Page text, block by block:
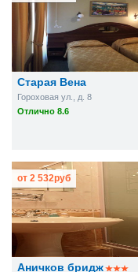
Старая Вена
Гороховая ул., д. 8
Отлично 8.6
Аничков бридж
от 2 532руб